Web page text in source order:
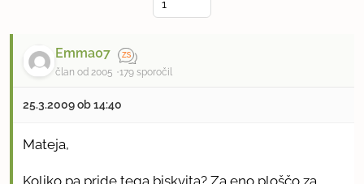
Emma07
član od 2005 179 sporočil
25.3.2009 ob 14:40
Mateja,
Koliko pa pride tega biskvita? Za eno ploščo za